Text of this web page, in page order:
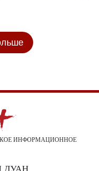
ИНФОРМАЦИОННОЕ
ДУАН